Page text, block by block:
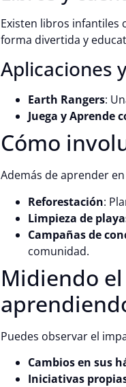
Existen libros infantiles
forma divertida y
Aplicaciones
Earth Rangers:
Juega y Aprende
Cómo
Además de aprender
Reforestación:
Limpieza de
Campañas de
comunidad.
Midiendo
Puedes observar el
Cambios en sus
Iniciativas